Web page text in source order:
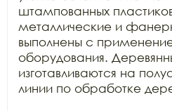
штампованных
металлические и
выполнены с
оборудования.
изготавливаются на
линии по обработке